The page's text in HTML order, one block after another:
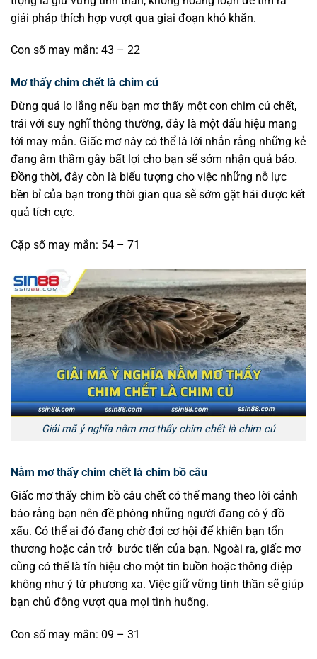
giải pháp thích hợp vượt qua giai đoạn khó khăn.
Con số may mắn: 43 – 22
Mơ thấy chim chết là chim cú
Đừng quá lo lắng nếu bạn mơ thấy một con chim cú chết,
trái với suy nghĩ thông thường, đây là một dấu hiệu mang
tới may mắn. Giấc mơ này có thể là lời nhắn rằng những kẻ
đang âm thầm gây bất lợi cho bạn sẽ sớm nhận quả báo.
Đồng thời, đây còn là biểu tượng cho việc những nỗ lực
bền bỉ của bạn trong thời gian qua sẽ sớm gặt hái được kết
quả tích cực.
Cặp số may mắn: 54 – 71
Giải mã ý nghĩa nằm mơ thấy chim chết là chim cú
Nằm mơ thấy chim chết là chim bồ câu
Giấc mơ thấy chim bồ câu chết có thể mang theo lời cảnh
báo rằng bạn nên đề phòng những người đang có ý đồ
xấu. Có thể ai đó đang chờ đợi cơ hội để khiến bạn tổn
thương hoặc cản trở bước tiến của bạn. Ngoài ra, giấc mơ
cũng có thể là tín hiệu cho một tin buồn hoặc thông điệp
không như ý từ phương xa. Việc giữ vững tinh thần sẽ giúp
bạn chủ động vượt qua mọi tình huống.
Con số may mắn: 09 – 31